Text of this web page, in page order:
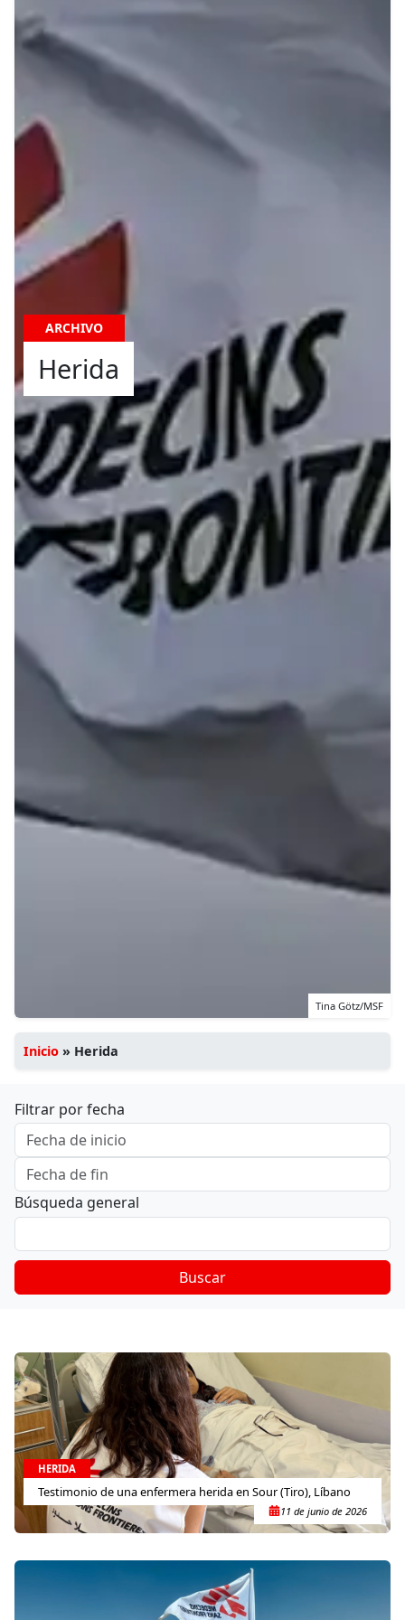
ARCHIVO
Herida
Tina Götz/MSF
Inicio » Herida
Filtrar por fecha
Búsqueda general
Buscar
HERIDA
Testimonio de una enfermera herida en Sour (Tiro), Líbano
11 de junio de 2026